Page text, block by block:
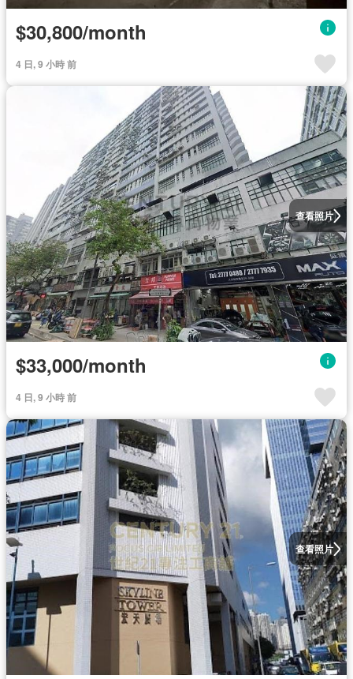
$30,800/month
4 日, 9 小時 前
查看照片
$33,000/month
4 日, 9 小時 前
查看照片